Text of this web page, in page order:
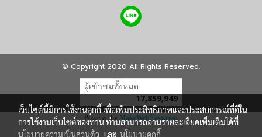
© Copyright 2020 All Rights Reserved.
ผู้เข้าชมทั้งหมด
17,859,949
Powered by MakeWebEasy.com
เว็บไซต์นี้มีการใช้งานคุกกี้ เพื่อเพิ่มประสิทธิภาพและประสบการณ์ที่ดีใน
การใช้งานเว็บไซต์ของท่าน ท่านสามารถอ่านรายละเอียดเพิ่มเติมได้ที่
นโยบายความเป็นส่วนตัว และ นโยบายคุกกี้